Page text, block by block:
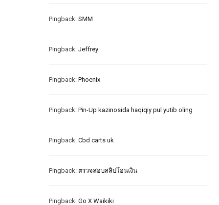
Pingback: SMM
Pingback: Jeffrey
Pingback: Phoenix
Pingback: Pin-Up kazinosida haqiqiy pul yutib oling
Pingback: Cbd carts uk
Pingback: ตรวจสอบสลิปโอนเงิน
Pingback: Go X Waikiki